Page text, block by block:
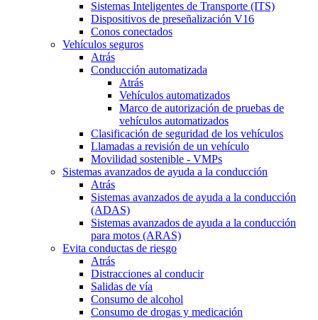
Sistemas Inteligentes de Transporte (ITS)
Dispositivos de preseñalización V16
Conos conectados
Vehículos seguros
Atrás
Conducción automatizada
Atrás
Vehículos automatizados
Marco de autorización de pruebas de
vehículos automatizados
Clasificación de seguridad de los vehículos
Llamadas a revisión de un vehículo
Movilidad sostenible - VMPs
Sistemas avanzados de ayuda a la conducción
Atrás
Sistemas avanzados de ayuda a la conducción
(ADAS)
Sistemas avanzados de ayuda a la conducción
para motos (ARAS)
Evita conductas de riesgo
Atrás
Distracciones al conducir
Salidas de vía
Consumo de alcohol
Consumo de drogas y medicación